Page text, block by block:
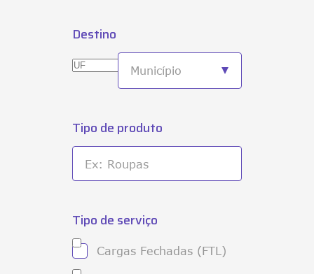
Destino
Tipo de produto
Tipo de serviço
Cargas Fechadas (FTL)